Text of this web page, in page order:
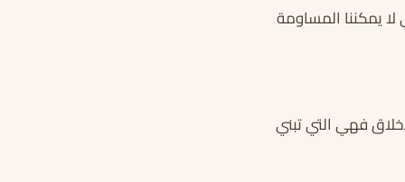
لا يمكننا المساومة
فهي التي تبني